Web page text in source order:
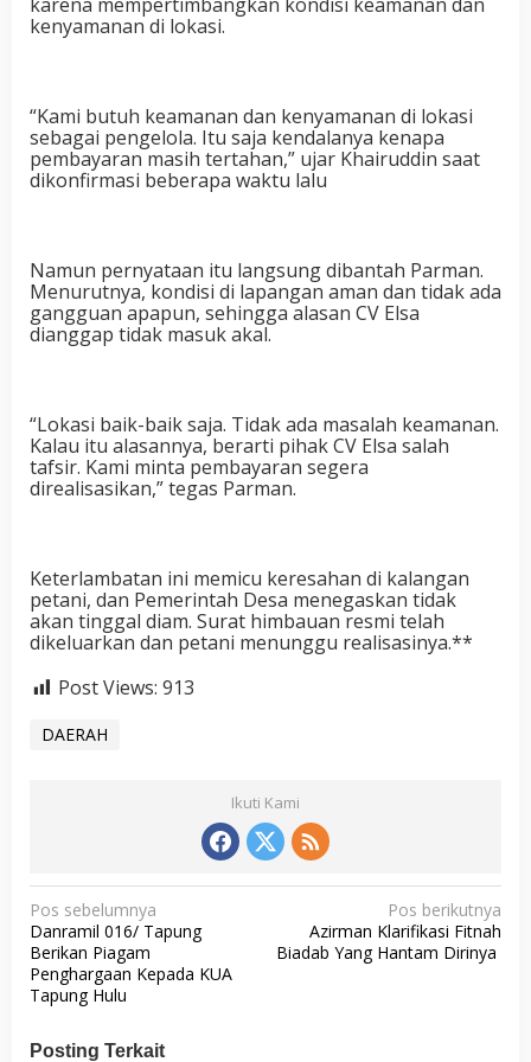
kenyamanan di lokasi.
“Kami butuh keamanan dan kenyamanan di lokasi
sebagai pengelola. Itu saja kendalanya kenapa
pembayaran masih tertahan,” ujar Khairuddin saat
dikonfirmasi beberapa waktu lalu
Namun pernyataan itu langsung dibantah Parman.
Menurutnya, kondisi di lapangan aman dan tidak ada
gangguan apapun, sehingga alasan CV Elsa
dianggap tidak masuk akal.
“Lokasi baik-baik saja. Tidak ada masalah keamanan.
Kalau itu alasannya, berarti pihak CV Elsa salah
tafsir. Kami minta pembayaran segera
direalisasikan,” tegas Parman.
Keterlambatan ini memicu keresahan di kalangan
petani, dan Pemerintah Desa menegaskan tidak
akan tinggal diam. Surat himbauan resmi telah
dikeluarkan dan petani menunggu realisasinya.**
Post Views: 913
DAERAH
Ikuti Kami
N
a
v
i
g
Pos sebelumnya
Danramil 016/ Tapung
Berikan Piagam
Penghargaan Kepada KUA
Tapung Hulu
Pos berikutnya
Azirman Klarifikasi Fitnah
Biadab Yang Hantam Dirinya
Posting Terkait